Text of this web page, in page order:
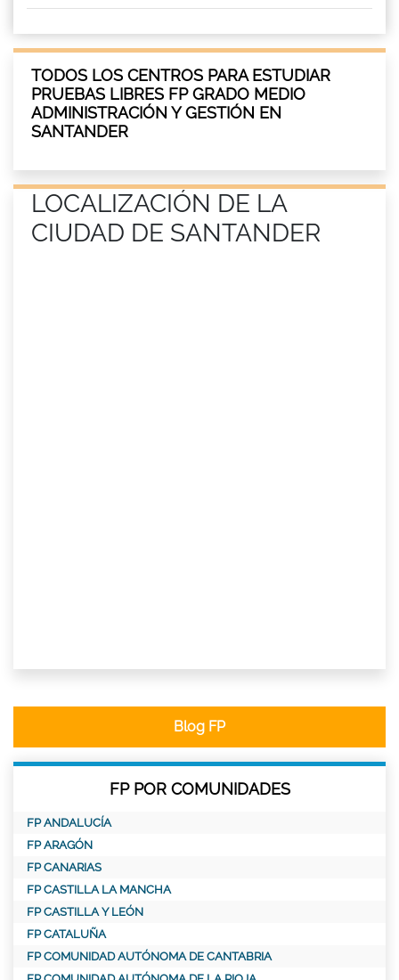
TODOS LOS CENTROS PARA ESTUDIAR
PRUEBAS LIBRES FP GRADO MEDIO
ADMINISTRACIÓN Y GESTIÓN EN
SANTANDER
LOCALIZACIÓN DE LA
CIUDAD DE SANTANDER
Blog FP
FP POR COMUNIDADES
FP ANDALUCÍA
FP ARAGÓN
FP CANARIAS
FP CASTILLA LA MANCHA
FP CASTILLA Y LEÓN
FP CATALUÑA
FP COMUNIDAD AUTÓNOMA DE CANTABRIA